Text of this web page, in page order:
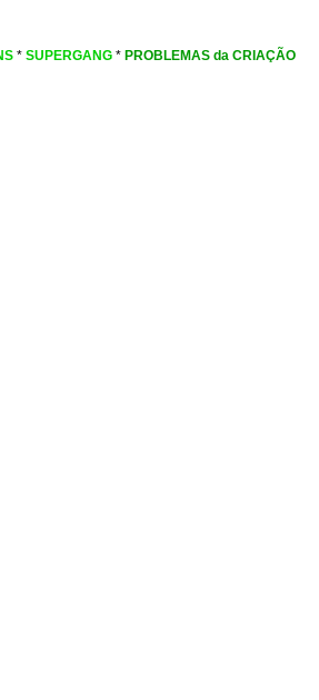
* SUPERGANG * PROBLEMAS da CRIAÇÃO